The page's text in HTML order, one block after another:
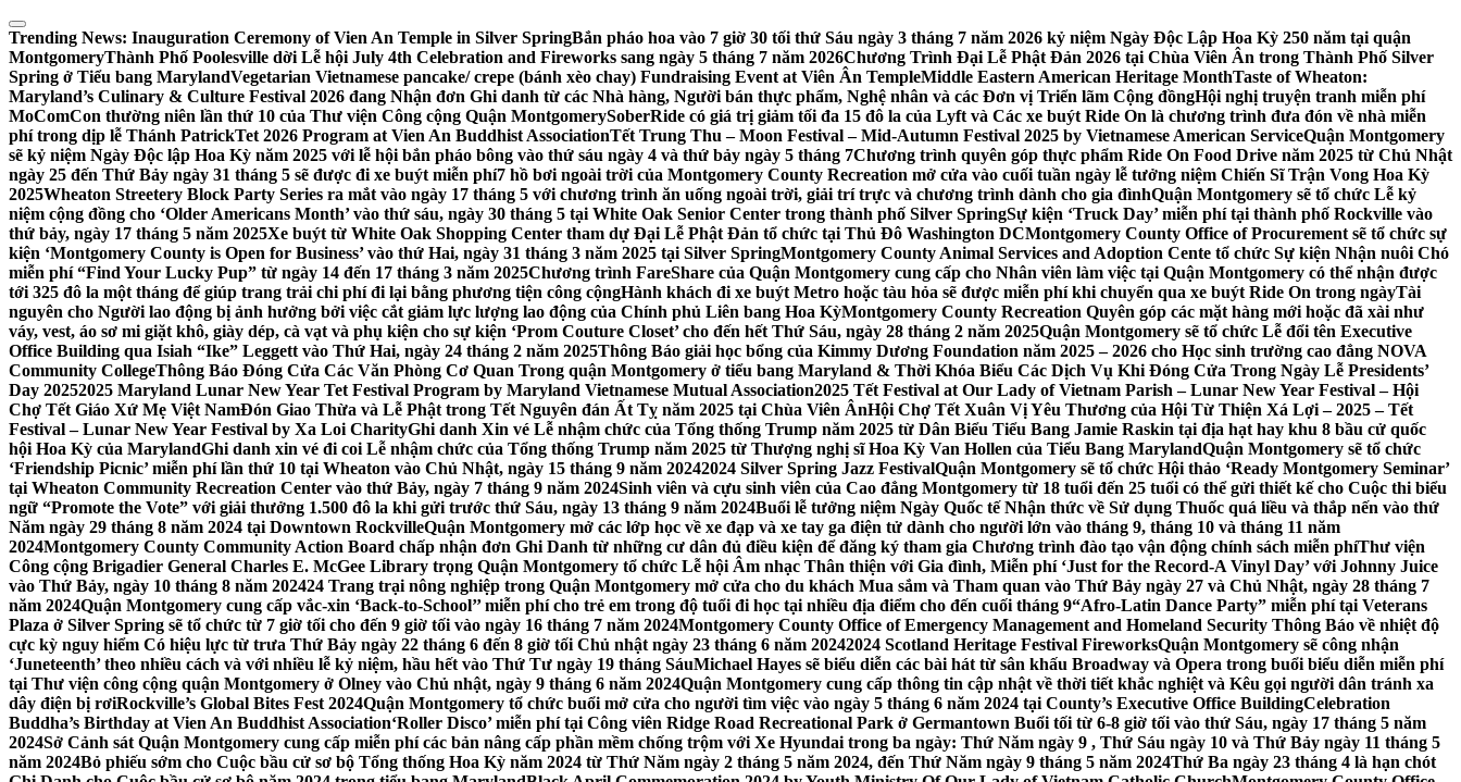
Skip
to
content
Trending News: Inauguration Ceremony of Vien An Temple in Silver SpringBắn pháo hoa vào 7 giờ 30 tối thứ Sáu ngày 3 tháng 7 năm 2026 kỷ niệm Ngày Độc Lập Hoa Kỳ 250 năm tại quận
MontgomeryThành Phố Poolesville dời Lễ hội July 4th Celebration and Fireworks sang ngày 5 tháng 7 năm 2026Chương Trình Đại Lễ Phật Đản 2026 tại Chùa Viên Ân trong Thành Phố Silver
Spring ở Tiểu bang MarylandVegetarian Vietnamese pancake/ crepe (bánh xèo chay) Fundraising Event at Viên Ân TempleMiddle Eastern American Heritage MonthTaste of Wheaton:
Maryland’s Culinary & Culture Festival 2026 đang Nhận đơn Ghi danh từ các Nhà hàng, Người bán thực phẩm, Nghệ nhân và các Đơn vị Triển lãm Cộng đồngHội nghị truyện tranh miễn phí
MoComCon thường niên lần thứ 10 của Thư viện Công cộng Quận MontgomerySoberRide có giá trị giảm tối đa 15 đô la của Lyft và Các xe buýt Ride On là chương trình đưa đón về nhà miễn
phí trong dịp lễ Thánh PatrickTet 2026 Program at Vien An Buddhist AssociationTết Trung Thu – Moon Festival – Mid-Autumn Festival 2025 by Vietnamese American ServiceQuận Montgomery
sẽ kỷ niệm Ngày Độc lập Hoa Kỳ năm 2025 với lễ hội bắn pháo bông vào thứ sáu ngày 4 và thứ bảy ngày 5 tháng 7Chương trình quyên góp thực phẩm Ride On Food Drive năm 2025 từ Chủ Nhật
ngày 25 đến Thứ Bảy ngày 31 tháng 5 sẽ được đi xe buýt miễn phí7 hồ bơi ngoài trời của Montgomery County Recreation mở cửa vào cuối tuần ngày lễ tưởng niệm Chiến Sĩ Trận Vong Hoa Kỳ
2025Wheaton Streetery Block Party Series ra mắt vào ngày 17 tháng 5 với chương trình ăn uống ngoài trời, giải trí trực và chương trình dành cho gia đìnhQuận Montgomery sẽ tổ chức Lễ kỷ
niệm cộng đồng cho ‘Older Americans Month’ vào thứ sáu, ngày 30 tháng 5 tại White Oak Senior Center trong thành phố Silver SpringSự kiện ‘Truck Day’ miễn phí tại thành phố Rockville vào
thứ bảy, ngày 17 tháng 5 năm 2025Xe buýt từ White Oak Shopping Center tham dự Đại Lễ Phật Đản tổ chức tại Thủ Đô Washington DCMontgomery County Office of Procurement sẽ tổ chức sự
kiện ‘Montgomery County is Open for Business’ vào thứ Hai, ngày 31 tháng 3 năm 2025 tại Silver SpringMontgomery County Animal Services and Adoption Cente tổ chức Sự kiện Nhận nuôi Chó
miễn phí “Find Your Lucky Pup” từ ngày 14 đến 17 tháng 3 năm 2025Chương trình FareShare của Quận Montgomery cung cấp cho Nhân viên làm việc tại Quận Montgomery có thể nhận được
tới 325 đô la một tháng để giúp trang trải chi phí đi lại bằng phương tiện công cộngHành khách đi xe buýt Metro hoặc tàu hỏa sẽ được miễn phí khi chuyển qua xe buýt Ride On trong ngàyTài
nguyên cho Người lao động bị ảnh hưởng bởi việc cắt giảm lực lượng lao động của Chính phủ Liên bang Hoa KỳMontgomery County Recreation Quyên góp các mặt hàng mới hoặc đã xài như
váy, vest, áo sơ mi giặt khô, giày dép, cà vạt và phụ kiện cho sự kiện ‘Prom Couture Closet’ cho đến hết Thứ Sáu, ngày 28 tháng 2 năm 2025Quận Montgomery sẽ tổ chức Lễ đổi tên Executive
Office Building qua Isiah “Ike” Leggett vào Thứ Hai, ngày 24 tháng 2 năm 2025Thông Báo giải học bổng của Kimmy Dương Foundation năm 2025 – 2026 cho Học sinh trường cao đẳng NOVA
Community CollegeThông Báo Đóng Cửa Các Văn Phòng Cơ Quan Trong quận Montgomery ở tiểu bang Maryland & Thời Khóa Biểu Các Dịch Vụ Khi Đóng Cửa Trong Ngày Lễ Presidents’
Day 20252025 Maryland Lunar New Year Tet Festival Program by Maryland Vietnamese Mutual Association2025 Tết Festival at Our Lady of Vietnam Parish – Lunar New Year Festival – Hội
Chợ Tết Giáo Xứ Mẹ Việt NamĐón Giao Thừa và Lễ Phật trong Tết Nguyên đán Ất Tỵ năm 2025 tại Chùa Viên ÂnHội Chợ Tết Xuân Vị Yêu Thương của Hội Từ Thiện Xá Lợi – 2025 – Tết
Festival – Lunar New Year Festival by Xa Loi CharityGhi danh Xin vé Lễ nhậm chức của Tổng thống Trump năm 2025 từ Dân Biểu Tiểu Bang Jamie Raskin tại địa hạt hay khu 8 bầu cử quốc
hội Hoa Kỳ của MarylandGhi danh xin vé đi coi Lễ nhậm chức của Tổng thống Trump năm 2025 từ Thượng nghị sĩ Hoa Kỳ Van Hollen của Tiểu Bang MarylandQuận Montgomery sẽ tổ chức
‘Friendship Picnic’ miễn phí lần thứ 10 tại Wheaton vào Chủ Nhật, ngày 15 tháng 9 năm 20242024 Silver Spring Jazz FestivalQuận Montgomery sẽ tổ chức Hội thảo ‘Ready Montgomery Seminar’
tại Wheaton Community Recreation Center vào thứ Bảy, ngày 7 tháng 9 năm 2024Sinh viên và cựu sinh viên của Cao đẳng Montgomery từ 18 tuổi đến 25 tuổi có thể gửi thiết kế cho Cuộc thi biểu
ngữ “Promote the Vote” với giải thưởng 1.500 đô la khi gửi trước thứ Sáu, ngày 13 tháng 9 năm 2024Buổi lễ tưởng niệm Ngày Quốc tế Nhận thức về Sử dụng Thuốc quá liều và thắp nến vào thứ
Năm ngày 29 tháng 8 năm 2024 tại Downtown RockvilleQuận Montgomery mở các lớp học về xe đạp và xe tay ga điện tử dành cho người lớn vào tháng 9, tháng 10 và tháng 11 năm
2024Montgomery County Community Action Board chấp nhận đơn Ghi Danh từ những cư dân đủ điều kiện để đăng ký tham gia Chương trình đào tạo vận động chính sách miễn phíThư viện
Công cộng Brigadier General Charles E. McGee Library trọng Quận Montgomery tổ chức Lễ hội Âm nhạc Thân thiện với Gia đình, Miễn phí ‘Just for the Record-A Vinyl Day’ với Johnny Juice
vào Thứ Bảy, ngày 10 tháng 8 năm 202424 Trang trại nông nghiệp trong Quận Montgomery mở cửa cho du khách Mua sắm và Tham quan vào Thứ Bảy ngày 27 và Chủ Nhật, ngày 28 tháng 7
năm 2024Quận Montgomery cung cấp vắc-xin ‘Back-to-School’’ miễn phí cho trẻ em trong độ tuổi đi học tại nhiều địa điểm cho đến cuối tháng 9“Afro-Latin Dance Party” miễn phí tại Veterans
Plaza ở Silver Spring sẽ tổ chức từ 7 giờ tối cho đến 9 giờ tối vào ngày 16 tháng 7 năm 2024Montgomery County Office of Emergency Management and Homeland Security Thông Báo về nhiệt độ
cực kỳ nguy hiểm Có hiệu lực từ trưa Thứ Bảy ngày 22 tháng 6 đến 8 giờ tối Chủ nhật ngày 23 tháng 6 năm 20242024 Scotland Heritage Festival FireworksQuận Montgomery sẽ công nhận
‘Juneteenth’ theo nhiều cách và với nhiều lễ kỷ niệm, hầu hết vào Thứ Tư ngày 19 tháng SáuMichael Hayes sẽ biểu diễn các bài hát từ sân khấu Broadway và Opera trong buổi biểu diễn miễn phí
tại Thư viện công cộng quận Montgomery ở Olney vào Chủ nhật, ngày 9 tháng 6 năm 2024Quận Montgomery cung cấp thông tin cập nhật về thời tiết khắc nghiệt và Kêu gọi người dân tránh xa
dây điện bị rơiRockville’s Global Bites Fest 2024Quận Montgomery tổ chức buổi mở cửa cho người tìm việc vào ngày 5 tháng 6 năm 2024 tại County’s Executive Office BuildingCelebration
Buddha’s Birthday at Vien An Buddhist Association‘Roller Disco’ miễn phí tại Công viên Ridge Road Recreational Park ở Germantown Buổi tối từ 6-8 giờ tối vào thứ Sáu, ngày 17 tháng 5 năm
2024Sở Cảnh sát Quận Montgomery cung cấp miễn phí các bản nâng cấp phần mềm chống trộm với Xe Hyundai trong ba ngày: Thứ Năm ngày 9 , Thứ Sáu ngày 10 và Thứ Bảy ngày 11 tháng 5
năm 2024Bỏ phiếu sớm cho Cuộc bầu cử sơ bộ Tổng thống Hoa Kỳ năm 2024 từ Thứ Năm ngày 2 tháng 5 năm 2024, đến Thứ Năm ngày 9 tháng 5 năm 2024Thứ Ba ngày 23 tháng 4 là hạn chót